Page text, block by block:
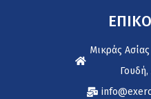
Μικράς
Γουδή,